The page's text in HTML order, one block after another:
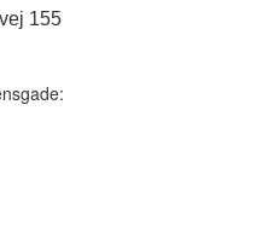
155